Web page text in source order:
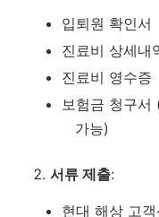
입퇴원 확인서
진료비 상세내
진료비 영수증
보험금 청구서
가능)
서류 제출:
현대 해상 고